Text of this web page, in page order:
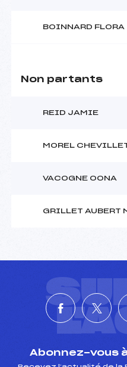
BOINNARD FLORA
Non partants
REID JAMIE
MOREL
VACOGNE OONA
GRILLET AUBERT
Abonnez-vous